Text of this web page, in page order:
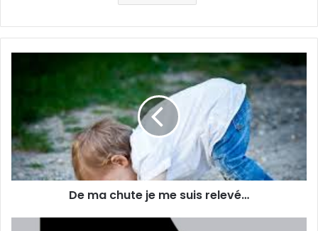
De ma chute je me suis relevé…